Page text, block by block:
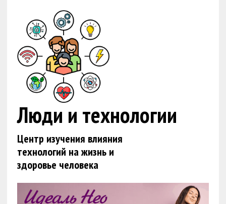
Люди и технологии
Центр изучения влияния
технологий на жизнь и
здоровье человека